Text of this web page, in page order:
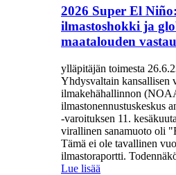
2026 Super El
ilmastoshokki ja
maatalouden
ylläpitäjän toimesta
Yhdysvaltain kansallisen
ilmakehähallinnon
ilmastonennustuskeskus
-varoituksen 11.
virallinen sanamuoto oli
Tämä ei ole tavallinen
ilmastoraportti.
Lue lisää